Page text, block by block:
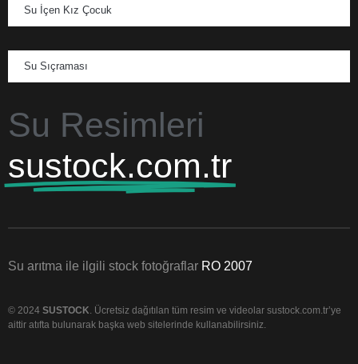
Su İçen Kız Çocuk
Su Sıçraması
Su Resimleri
sustock.com.tr
Su arıtma ile ilgili stock fotoğraflar RO 2007
© 2024 SUSTOCK. Ücretsiz dağıtılan tüm resim ve videolar sustock.com.tr’ye
aittir atıfta bulunarak başka web sitelerinde kullanabilirsiniz.